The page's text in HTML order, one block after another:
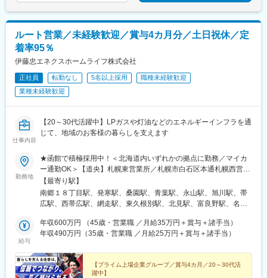
ルート営業／未経験歓迎／賞与4カ月分／土日祝休／定
着率95％
伊藤忠エネクスホームライフ株式会社
正社員 転勤なし 5名以上採用
職種未経験歓迎
業種未経験歓迎
仕事内容
【20～30代活躍中】LPガスや灯油などのエネルギーインフラを通
じて、地域のお客様の暮らしを支えます
勤務地
★函館で積極採用中！＜北海道内いずれかの拠点に勤務／マイカ
ー通勤OK＞【道央】札幌東営業所／札幌市白石区本通札幌西営業
所／札幌市手稲区西宮の沢札幌販売課／札幌市中央区北余市営業
所／余市郡余市町栄町倶知安営業所／虻田郡倶知安町字比羅夫苫
小牧営業所／苫小牧市北光町苫小牧販売課／苫小牧市北光町浦河
静内木場町静内販売課／日高郡新ひだか町静内木場町【道南】函
館営業所／北斗市七重浜函館販売課／北斗市七重浜【道東】帯広
網走市新町帯広販売課／帯広市西7条南【道北】旭川営業所／旭川
市東鷹栖旭川販売課／旭川市富良野販売課／富良野市南町名寄販
売課／名寄市字徳田オロロン販売課／留萌市潮静オロロン営業所
【最寄り駅】
南郷１８丁目駅、発寒駅、桑園駅、青葉駅、永山駅、旭川駅、帯
広駅、西帯広駅、網走駅、東久根別駅、北見駅、富良野駅、名寄
延駅、佐久駅
給与
年収600万円 （45歳・営業職 ／月給35万円＋賞与＋諸手当）
年収490万円（35歳・営業職 ／月給25万円＋賞与＋諸手当）
【プライム上場企業グループ／賞与4カ月／20～30代活
躍中】